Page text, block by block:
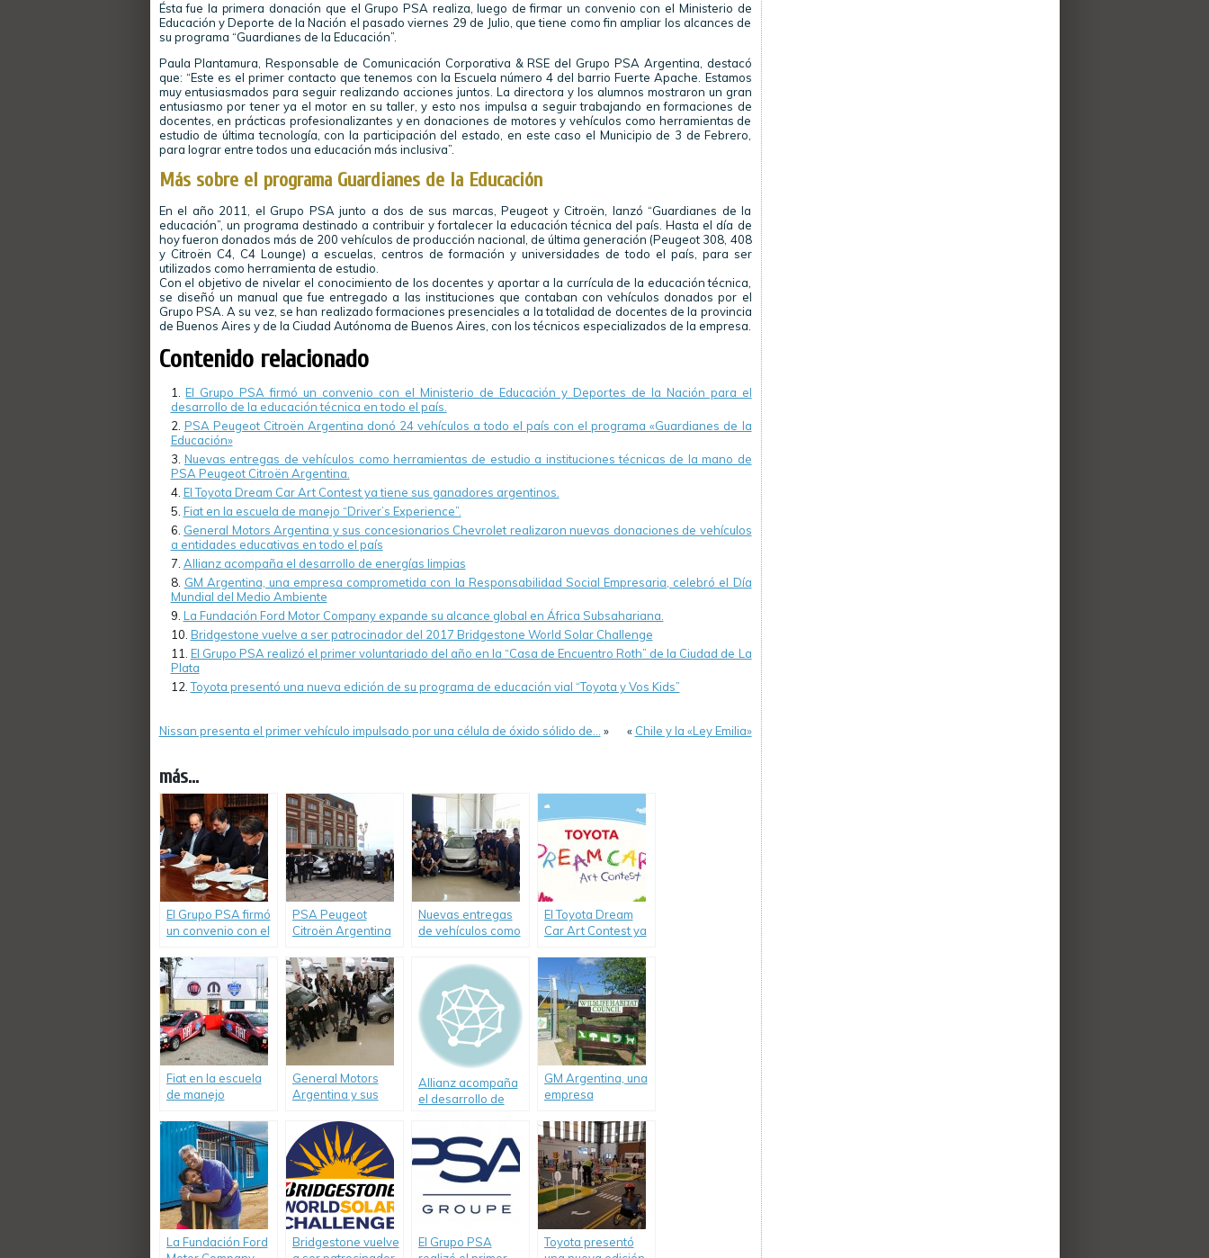
Ésta fue la primera donación que el Grupo PSA realiza, luego de firmar un convenio con el Ministerio de
Educación y Deporte de la Nación el pasado viernes 29 de Julio, que tiene como fin ampliar los alcances de
su programa “Guardianes de la Educación”.
Paula Plantamura, Responsable de Comunicación Corporativa & RSE del Grupo PSA Argentina, destacó
que: “Este es el primer contacto que tenemos con la Escuela número 4 del barrio Fuerte Apache. Estamos
muy entusiasmados para seguir realizando acciones juntos. La directora y los alumnos mostraron un gran
entusiasmo por tener ya el motor en su taller, y esto nos impulsa a seguir trabajando en formaciones de
docentes, en prácticas profesionalizantes y en donaciones de motores y vehículos como herramientas de
estudio de última tecnología, con la participación del estado, en este caso el Municipio de 3 de Febrero,
para lograr entre todos una educación más inclusiva”.
Más sobre el programa Guardianes de la Educación
En el año 2011, el Grupo PSA junto a dos de sus marcas, Peugeot y Citroën, lanzó “Guardianes de la
educación”, un programa destinado a contribuir y fortalecer la educación técnica del país. Hasta el día de
hoy fueron donados más de 200 vehículos de producción nacional, de última generación (Peugeot 308, 408
y Citroën C4, C4 Lounge) a escuelas, centros de formación y universidades de todo el país, para ser
utilizados como herramienta de estudio.
Con el objetivo de nivelar el conocimiento de los docentes y aportar a la currícula de la educación técnica,
se diseñó un manual que fue entregado a las instituciones que contaban con vehículos donados por el
Grupo PSA. A su vez, se han realizado formaciones presenciales a la totalidad de docentes de la provincia
de Buenos Aires y de la Ciudad Autónoma de Buenos Aires, con los técnicos especializados de la empresa.
Contenido relacionado
El Grupo PSA firmó un convenio con el Ministerio de Educación y Deportes de la Nación para el
desarrollo de la educación técnica en todo el país.
PSA Peugeot Citroën Argentina donó 24 vehículos a todo el país con el programa «Guardianes de la
Educación»
Nuevas entregas de vehículos como herramientas de estudio a instituciones técnicas de la mano de
PSA Peugeot Citroën Argentina.
El Toyota Dream Car Art Contest ya tiene sus ganadores argentinos.
Fiat en la escuela de manejo “Driver’s Experience”.
General Motors Argentina y sus concesionarios Chevrolet realizaron nuevas donaciones de vehículos
a entidades educativas en todo el país
Allianz acompaña el desarrollo de energías limpias
GM Argentina, una empresa comprometida con la Responsabilidad Social Empresaria, celebró el Día
Mundial del Medio Ambiente
La Fundación Ford Motor Company expande su alcance global en África Subsahariana.
Bridgestone vuelve a ser patrocinador del 2017 Bridgestone World Solar Challenge
El Grupo PSA realizó el primer voluntariado del año en la “Casa de Encuentro Roth” de la Ciudad de La
Plata
Toyota presentó una nueva edición de su programa de educación vial “Toyota y Vos Kids”
Nissan presenta el primer vehículo impulsado por una célula de óxido sólido de… » « Chile y la «Ley Emilia»
más...
El Grupo PSA firmó
un convenio con el
Educación y
Deportes de la
Nación para el
desarrollo de la
educación técnica
en todo el país.
PSA Peugeot
Citroën Argentina
a todo el país con
el programa
«Guardianes de la
Educación»
Nuevas entregas
de vehículos como
estudio a
instituciones
técnicas de la
mano de PSA
Peugeot Citroën
Argentina.
El Toyota Dream
Car Art Contest ya
ganadores
argentinos.
Fiat en la escuela
de manejo
Experience”.
General Motors
Argentina y sus
Chevrolet
realizaron nuevas
donaciones de
vehículos a
entidades
educativas en todo
el país
Allianz acompaña
el desarrollo de
GM Argentina, una
empresa
la Responsabilidad
Social Empresaria,
celebró el Día
Mundial del Medio
Ambiente
La Fundación Ford
Bridgestone vuelve
El Grupo PSA
Toyota presentó